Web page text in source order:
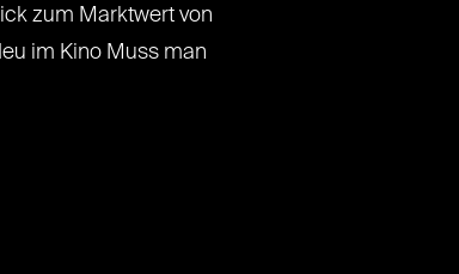
zum Marktwert von
im Kino Muss man